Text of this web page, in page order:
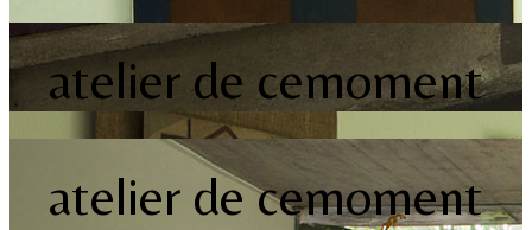
atelier de cemoment
atelier de cemoment